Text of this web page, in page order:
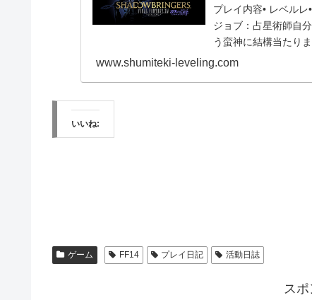
プレイ内容• レベル
ジョブ：占星術師自
う蛮神に結構当たり
になって...
www.shumiteki-leveling.com
いいね:
ゲーム FF14 プレイ日記 活動日誌
ス